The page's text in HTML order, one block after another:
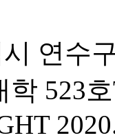
연수
학 523호